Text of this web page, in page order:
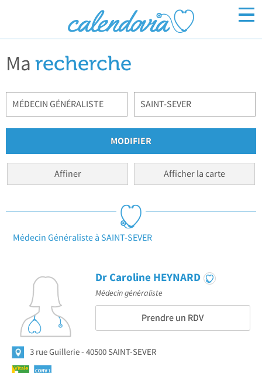
Inscrivez-vous Connexion
Ma recherche
Affiner Afficher la carte
Médecin Généraliste à SAINT-SEVER
Dr Caroline HEYNARD
Médecin généraliste
Prendre un RDV
3 rue Guillerie 40500 SAINT-SEVER